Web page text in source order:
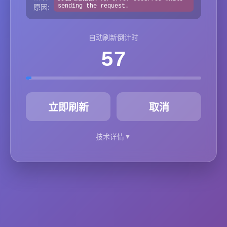
原因:
sending the request.
自动刷新倒计时
57
立即刷新 取消
技术详情▼